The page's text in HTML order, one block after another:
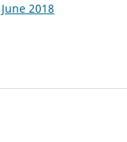
2018